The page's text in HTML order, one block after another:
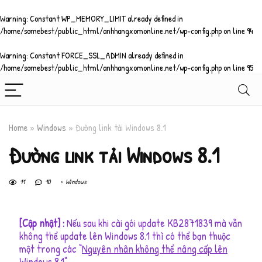
Warning: Constant WP_MEMORY_LIMIT already defined in
/home/somebest/public_html/anhhangxomonline.net/wp-config.phpon line94
Warning: Constant FORCE_SSL_ADMIN already defined in
/home/somebest/public_html/anhhangxomonline.net/wp-config.phpon line95
Home » Windows » Đường link tải Windows 8.1
Đường link tải Windows 8.1
11 10 Windows
[Cập nhật] :Nếu sau khi cài gói update KB2871839 mà vẫn
không thể update lên Windows 8.1 thì có thể bạn thuộc
một trong các “Nguyên nhân không thể nâng cấp lên